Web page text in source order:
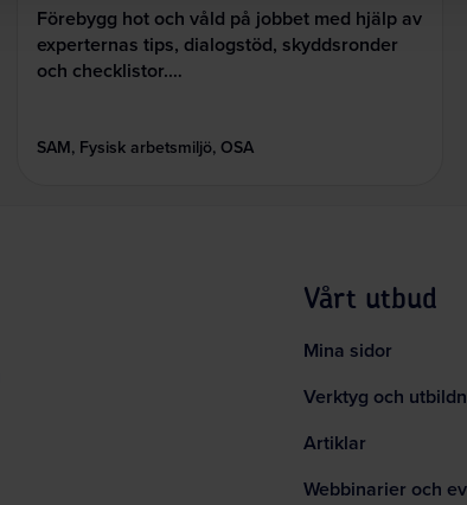
Förebygg hot och våld på jobbet med hjälp av
experternas tips, dialogstöd, skyddsronder
och checklistor.…
SAM, Fysisk arbetsmiljö, OSA
Vårt utbud
Mina sidor
Verktyg och
Artiklar
Webbinarier och